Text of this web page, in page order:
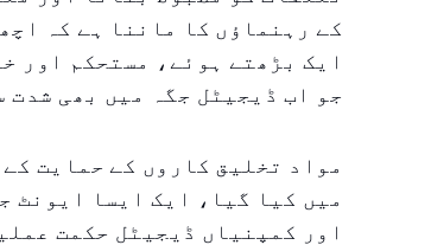
کے رہنماؤں کا ماننا ہے کہ
ایک بڑھتے ہوئے، مستحکم اور
جو اب ڈیجیٹل جگہ میں بھی شدت
میں کیا گیا، ایک ایسا ایونٹ
اور کمپنیاں ڈیجیٹل حکمت